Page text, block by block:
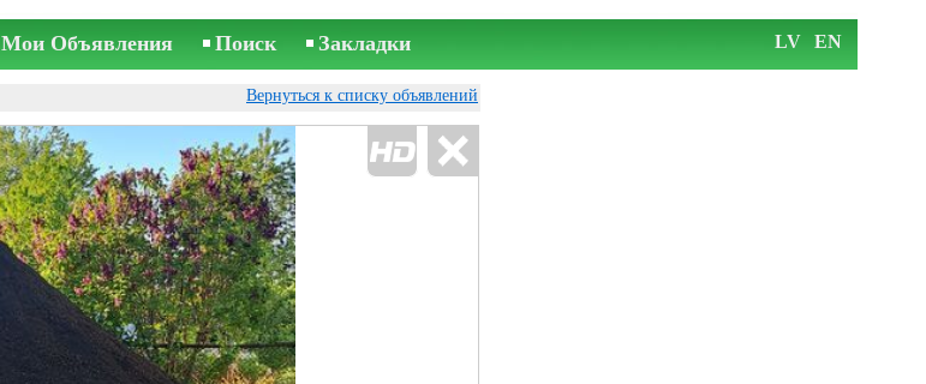
Мои Объявления Поиск Закладки LV EN
Вернуться к списку объявлений